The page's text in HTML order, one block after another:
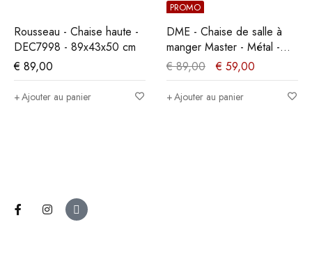
Rousseau - Chaise haute -
DEC7998 - 89x43x50 cm
€ 89,00
Ajouter au panier
PROMO
DME - Chaise de salle à
manger Master - Métal -
Noir - 35x86x36cm
€89,00 € 59,00
Ajouter au panier